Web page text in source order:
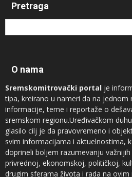
Pretraga
O nama
Sremskomitrovački portal je
tipa, kreirano u nameri da na jednom
informacije, teme i reportaže o
sremskom regionu.Uređivačkom
glasilo cilj je da pravovremeno i
svim informacijama i aktuelnostima,
doprineli boljem razumevanju
privrednoj, ekonomskoj, političkoj,
drugim sferama života i rada na ovim